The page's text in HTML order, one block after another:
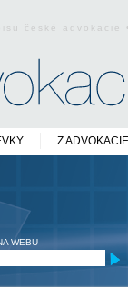
české
Z ADVOKACIE
WEBU